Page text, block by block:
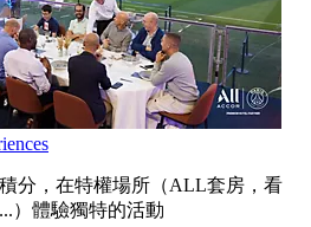
分，在特權場所（ALL套房，看
）體驗獨特的活動